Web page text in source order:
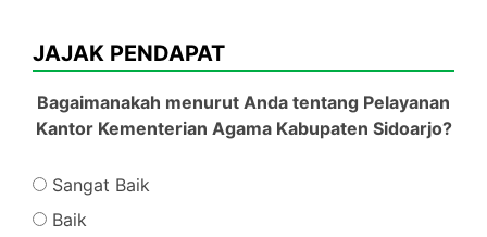
JAJAK PENDAPAT
Bagaimanakah menurut Anda tentang Pelayanan
Kantor Kementerian Agama Kabupaten Sidoarjo?
Sangat Baik
Baik